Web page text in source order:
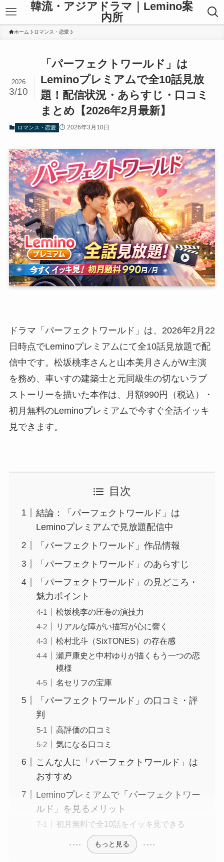
韓流・アジアドラマ｜Lemino案
内所
ホーム ロマンス・恋愛
「パーフェクトワールド」は
Leminoプレミアムで全10話見放
題！配信状況・あらすじ・口コミ
まとめ【2026年2月最新】
2026
3/10
ロマンス・恋愛 2026年3月10日
ドラマ「パーフェクトワールド」は、2026年2月22
日時点でLeminoプレミアムにて全10話見放題で配
信中です。松坂桃李さんと山本美月さんがW主演
を務め、車いすの建築士と元同級生の切ないラブ
ストーリーを描いた本作は、月額990円（税込）・
初月無料のLeminoプレミアムで今すぐ全話イッキ
見できます。
目次
結論：「パーフェクトワールド」は
Leminoプレミアムで見放題配信中
「パーフェクトワールド」作品情報
「パーフェクトワールド」のあらすじ
「パーフェクトワールド」の見どころ・
魅力ポイント
松坂桃李の圧巻の演技力
リアルな障がい描写が心に響く
松村北斗（SixTONES）の存在感
瀬戸康史と中村ゆりが描くもう一つの恋
模様
名セリフの宝庫
「パーフェクトワールド」の口コミ・評
判
高評価の口コミ
気になる口コミ
こんな人に「パーフェクトワールド」は
おすすめ
Leminoプレミアムで「パーフェクトワー
ルド」を見るメリット
初月無料で全10話をイッキ見できる
もっと見る